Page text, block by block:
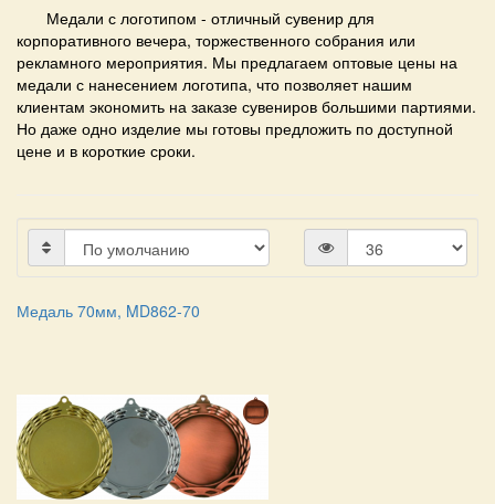
Медали с логотипом - отличный сувенир для
корпоративного вечера, торжественного собрания или
рекламного мероприятия. Мы предлагаем оптовые цены на
медали с нанесением логотипа, что позволяет нашим
клиентам экономить на заказе сувениров большими партиями.
Но даже одно изделие мы готовы предложить по доступной
цене и в короткие сроки.
Медаль 70мм, MD862-70